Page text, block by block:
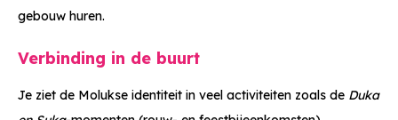
gebouw huren.
Verbinding in de buurt
Je ziet de Molukse identiteit in veel activiteiten zoals de Duka